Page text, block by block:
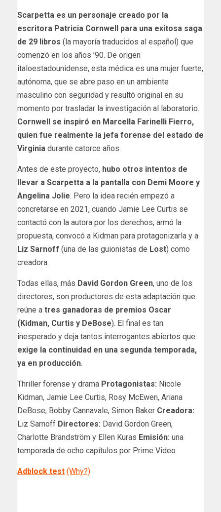
Scarpetta es un personaje creado por la
escritora Patricia Cornwell para una exitosa saga
de 29 libros (la mayoría traducidos al español) que
comenzó en los años ’90. De origen
italoestadounidense, esta médica es una mujer fuerte,
autónoma, que se abre paso en un ambiente
masculino con seguridad y resultó original en su
momento por trasladar la investigación al laboratorio.
Cornwell se inspiró en Marcella Farinelli Fierro,
quien fue realmente la jefa forense del estado de
Virginia durante catorce años.
Antes de este proyecto, hubo otros intentos de
llevar a Scarpetta a la pantalla con Demi Moore y
Angelina Jolie. Pero la idea recién empezó a
concretarse en 2021, cuando Jamie Lee Curtis se
contactó con la autora por los derechos, armó la
propuesta, convocó a Kidman para protagonizarla y a
Liz Sarnoff (una de las guionistas de Lost) como
creadora.
Todas ellas, más David Gordon Green, uno de los
directores, son productores de esta adaptación que
reúne a tres ganadoras de premios Oscar
(Kidman, Curtis y DeBose). El final es tan
inesperado y deja tantos interrogantes abiertos que
exige la continuidad en una segunda temporada,
ya en producción.
Thriller forense y drama Protagonistas: Nicole
Kidman, Jamie Lee Curtis, Rosy McEwen, Ariana
DeBose, Bobby Cannavale, Simon Baker Creadora:
Liz Sarnoff Directores: David Gordon Green,
Charlotte Brändström y Ellen Kuras Emisión: una
temporada de ocho capítulos por Prime Video.
Adblock test (Why?)